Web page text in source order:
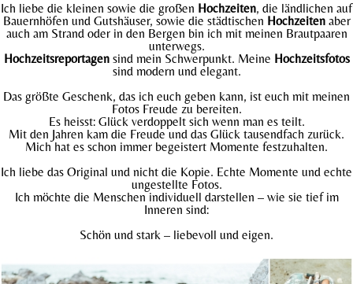
Ich liebe die kleinen sowie die großen Hochzeiten, die ländlichen auf
Bauernhöfen und Gutshäuser, sowie die städtischen Hochzeitenaber
auch am Strand oder in den Bergen bin ich mit meinen Brautpaaren
unterwegs.
Hochzeitsreportagensind mein Schwerpunkt. Meine Hochzeitsfotos
sind modern und elegant.
Das größte Geschenk, das ich euch geben kann, ist euch mit meinen
Fotos Freude zu bereiten.
Es heisst: Glück verdoppelt sich wenn man es teilt.
Mit den Jahren kam die Freude und das Glück tausendfach zurück.
Mich hat es schon immer begeistert Momente festzuhalten.
Ich liebe das Original und nicht die Kopie. Echte Momente und echte
ungestellte Fotos.
Ich möchte die Menschen individuell darstellen – wie sie tief im
Inneren sind:
Schön und stark – liebevoll und eigen.